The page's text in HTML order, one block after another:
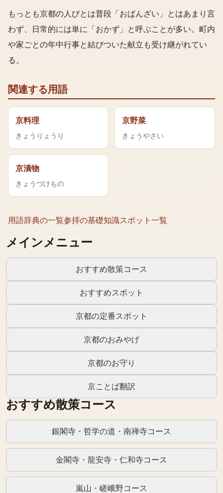
メインメニュー
おすすめ散策コース
おすすめスポット
京都の定番スポット
京都のおみやげ
京都のお守り
京ことば翻訳
おすすめ散策コース
銀閣寺・哲学の道・南禅寺コース
金閣寺・龍安寺・仁和寺コース
嵐山・嵯峨野コース
もっとも京都の人びとは普段「おばんざい」とはあまり言
わず、日常的には単に「おかず」と呼ぶことが多い。町内
や家ごとの年中行事と結びついた献立も受け継がれてい
る。
関連する用語
京料理
きょうりょうり
京野菜
きょうやさい
京漬物
きょうづけもの
用語辞典の一覧参拝の基礎知識スポット一覧